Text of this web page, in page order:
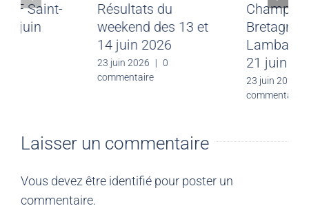
Meeting CJF Saint-
Malo du 28 juin
Résultats du
weekend des 13 et
14 juin 2026
Laisser un commentaire
commentaire.